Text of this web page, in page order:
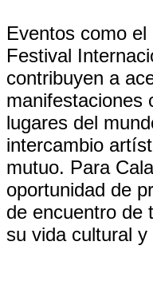
Eventos como
Festival
contribuyen a
manifestaciones
lugares del
intercambio
mutuo. Para
oportunidad de
de encuentro de
su vida cultural